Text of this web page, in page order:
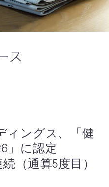
ス
ィングス、「健
」に認定
（通算5度目）